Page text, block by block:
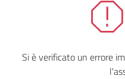
Si è verificato un errore